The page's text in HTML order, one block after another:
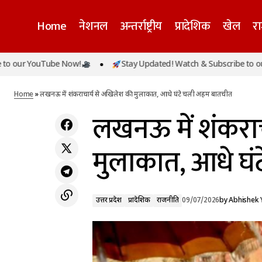
Home नेशनल अन्तर्राष्ट्रीय प्रादेशिक खेल
भारत-ऑस्ट्रेलिया रिश्तों को नई मजबूती: PM मोदी-
अल्बानीज की वार्ता में रक्षा, यूरेनियम, साइबर सुरक्षा
Now! Stay Updated! Watch & Subscribe to our
Home»लखनऊ में शंकराचार्य से अखिलेश की मुलाकात, आधे घंटे चली अहम बातचीत
लखनऊ में
मुलाकात, आधे
उत्तर प्रदेश प्रादेशिक राजनीति 09/07/2026byAbhishek